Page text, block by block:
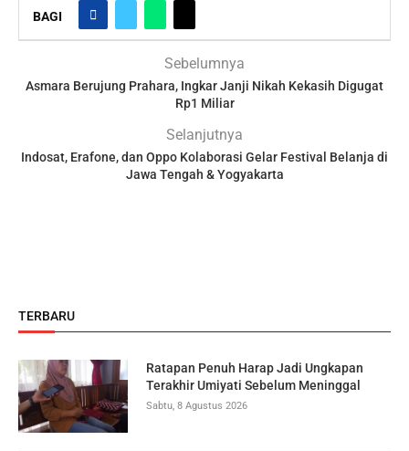
BAGI
Sebelumnya
Asmara Berujung Prahara, Ingkar Janji Nikah Kekasih Digugat
Rp1 Miliar
Selanjutnya
Indosat, Erafone, dan Oppo Kolaborasi Gelar Festival Belanja di
Jawa Tengah & Yogyakarta
TERBARU
Ratapan Penuh Harap Jadi Ungkapan
Terakhir Umiyati Sebelum Meninggal
Sabtu, 8 Agustus 2026